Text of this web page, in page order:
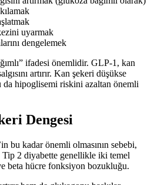
uyarmak
dengelemek
ifadesi önemlidir. GLP-1, kan
artırır. Kan şekeri düşükse
da hipoglisemi riskini azaltan önemli
Dengesi
bu kadar önemli olmasının sebebi,
2 diyabette genellikle iki temel
beta hücre fonksiyon bozukluğu.